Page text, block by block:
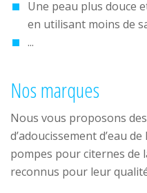
Une peau plus douce
en utilisant moins de
...
Nos marques
Nous vous proposons
d’adoucissement d’eau
pompes pour citernes de
reconnus pour leur